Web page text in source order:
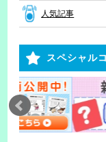
人気記事
スペシャル